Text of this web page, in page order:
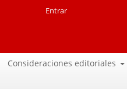
Consideraciones editoriales
Entrar